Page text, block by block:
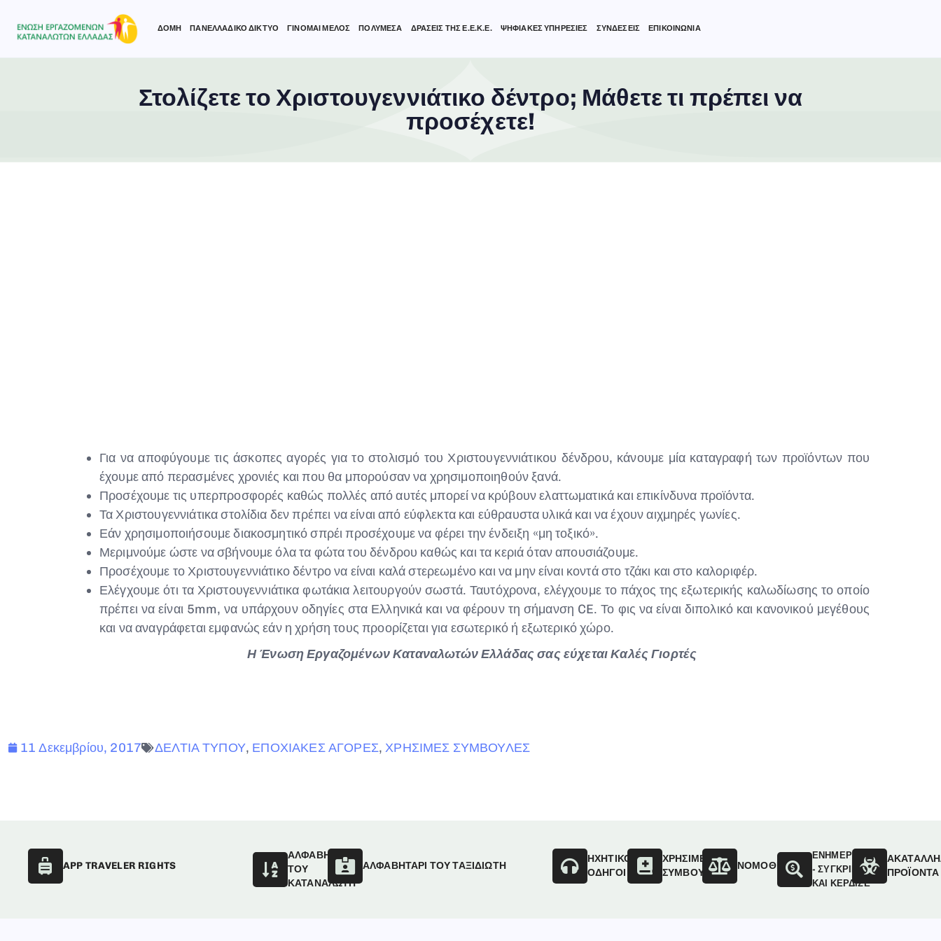
ΔΟΜΗ ΠΑΝΕΛΛΑΔΙΚΟ ΔΙΚΤΥΟ ΓΙΝΟΜΑΙ ΜΕΛΟΣ ΠΟΛΥΜΕΣΑ ΔΡΑΣΕΙΣ ΤΗΣ Ε.Ε.Κ.Ε. ΨΗΦΙΑΚΕΣ ΥΠΗΡΕΣΙΕΣ ΣΥΝΔΕΣΕΙΣ ΕΠΙΚΟΙΝΩΝΙΑ
Στολίζετε το Χριστουγεννιάτικο δέντρο; Μάθετε τι πρέπει να
προσέχετε!
Για να αποφύγουμε τις άσκοπες αγορές για το στολισμό του Χριστουγεννιάτικου δένδρου, κάνουμε μία καταγραφή των προϊόντων που
έχουμε από περασμένες χρονιές και που θα μπορούσαν να χρησιμοποιηθούν ξανά.
Προσέχουμε τις υπερπροσφορές καθώς πολλές από αυτές μπορεί να κρύβουν ελαττωματικά και επικίνδυνα προϊόντα.
Τα Χριστουγεννιάτικα στολίδια δεν πρέπει να είναι από εύφλεκτα και εύθραυστα υλικά και να έχουν αιχμηρές γωνίες.
Εάν χρησιμοποιήσουμε διακοσμητικό σπρέι προσέχουμε να φέρει την ένδειξη «μη τοξικό».
Μεριμνούμε ώστε να σβήνουμε όλα τα φώτα του δένδρου καθώς και τα κεριά όταν απουσιάζουμε.
Προσέχουμε το Χριστουγεννιάτικο δέντρο να είναι καλά στερεωμένο και να μην είναι κοντά στο τζάκι και στο καλοριφέρ.
Ελέγχουμε ότι τα Χριστουγεννιάτικα φωτάκια λειτουργούν σωστά. Ταυτόχρονα, ελέγχουμε το πάχος της εξωτερικής καλωδίωσης το οποίο
πρέπει να είναι 5mm, να υπάρχουν οδηγίες στα Ελληνικά και να φέρουν τη σήμανση CE. Το φις να είναι διπολικό και κανονικού μεγέθους
και να αναγράφεται εμφανώς εάν η χρήση τους προορίζεται για εσωτερικό ή εξωτερικό χώρο.
Η Ένωση Εργαζομένων Καταναλωτών Ελλάδας σας εύχεται Καλές Γιορτές
11 Δεκεμβρίου, 2017 ΔΕΛΤΙΑ ΤΥΠΟΥ, ΕΠΟΧΙΑΚΕΣ ΑΓΟΡΕΣ,ΧΡΗΣΙΜΕΣ ΣΥΜΒΟΥΛΕΣ
APP TRAVELER RIGHTS
ΑΛΦΑΒΗΤΑΡΙ
ΤΟΥ
ΚΑΤΑΝΑΛΩΤΗ
ΑΛΦΑΒΗΤΑΡΙ ΤΟΥ ΤΑΞΙΔΙΩΤΗ
ΗΧΗΤΙΚΟΙ
ΟΔΗΓΟΙ
ΧΡΗΣΙΜΕΣ
ΣΥΜΒΟΥΛΕΣ
ΝΟΜΟΘΕΣΙΑ
ΕΝΗΜΕΡΩΣΟΥ
- ΣΥΓΚΡΙΝΕ
ΚΑΙ ΚΕΡΔΙΣΕ
ΠΡΟΪΟΝΤΑ
Type and hit enter